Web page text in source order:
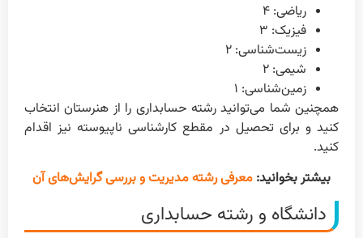
ریاضی: ۴
فیزیک: ۳
زیست‌شناسی: ۲
شیمی: ۲
زمین‌شناسی: ۱
همچنین شما می‌توانید رشته حسابداری را از هنرستان انتخاب
کنید و برای تحصیل در مقطع کارشناسی ناپیوسته نیز اقدام
کنید.
بیشتر بخوانید: معرفی رشته مدیریت و بررسی گرایش‌های آن
دانشگاه و رشته حسابداری